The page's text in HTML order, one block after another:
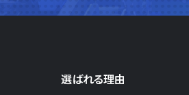
選ばれる理由